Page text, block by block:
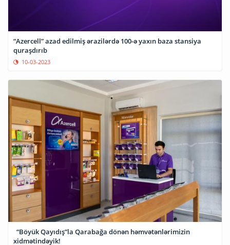
“Azercell” azad edilmiş ərazilərdə 100-ə yaxın baza stansiya
quraşdırıb
10-03-2023